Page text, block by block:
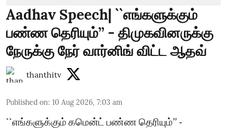
Aadhav Speech| ``எங்களுக்கும்
பண்ண தெரியும்’’ - திமுகவினருக்கு
நேருக்கு நேர் வார்னிங் விட்ட ஆதவ்
thanthitv
Published on: 10 Aug 2026, 7:03 am
``எங்களுக்கும் கமென்ட் பண்ண தெரியும்’’ -